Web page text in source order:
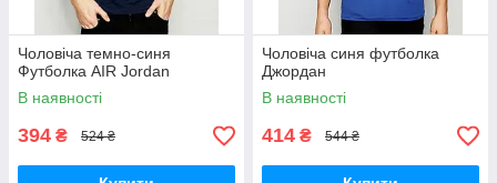
Чоловіча темно-синя
Футболка AIR Jordan
В наявності
394 ₴ 524 ₴
Чоловіча синя футболка
Джордан
В наявності
414 ₴ 544 ₴